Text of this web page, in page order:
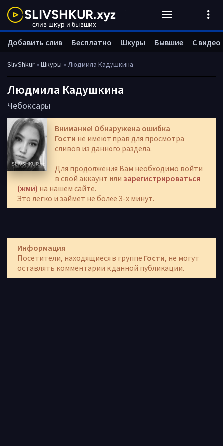
SlivShkur» Шкуры » Людмила Кадушкина
Людмила Кадушкина
Чебоксары
Внимание! Обнаружена ошибка
Гости не имеют прав для просмотра
сливов из данного раздела.
Для продолжения Вам необходимо войти
в свой аккаунт или зарегистрироваться
(жми) на нашем сайте.
Это легко и займет не более 3-х минут.
Информация
Посетители, находящиеся в группе Гости, не могут
оставлять комментарии к данной публикации.
Добавить слив Бесплатно Шкуры Бывшие С видео